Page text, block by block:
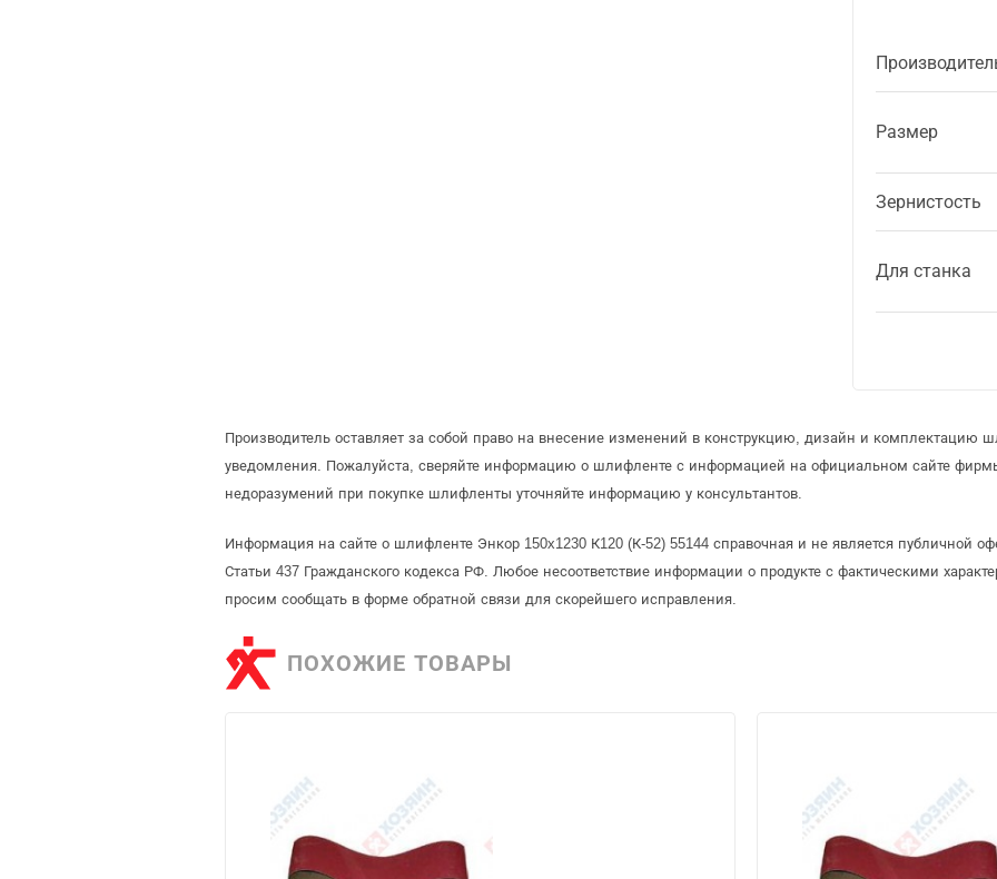
Размер
Зернистость
Для станка
Производитель оставляет за собой право на внесение изменений в конструкцию, дизайн и комплектацию
уведомления. Пожалуйста, сверяйте информацию о шлифленте с информацией на официальном сайте
недоразумений при покупке шлифленты уточняйте информацию у консультантов.
Информация на сайте о шлифленте Энкор 150x1230 К120 (К-52) 55144 справочная и не является публичной
Статьи 437 Гражданского кодекса РФ. Любое несоответствие информации о продукте с фактическими
просим сообщать в форме обратной связи для скорейшего исправления.
ПОХОЖИЕ ТОВАРЫ